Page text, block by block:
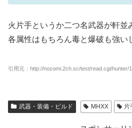
火片手というか二つ名武器が軒並
各属性はもちろん毒と爆破も強い
引用元：http://nozomi.2ch.sc/test/read.cgi/hunter/
武器・装備・ビルド MHXX 片